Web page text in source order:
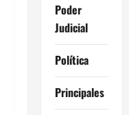
Poder
Judicial
Política
Principales